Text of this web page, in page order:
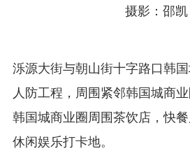
摄影：邵凯
泺源大街与朝山街十字路口韩
人防工程，周围紧邻韩国城商业
韩国城商业圈周围茶饮店，快
休闲娱乐打卡地。